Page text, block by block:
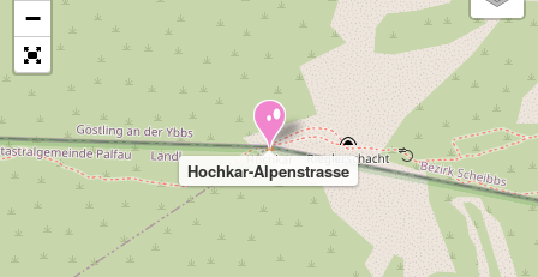
Hochkar-Alpenstrasse
−